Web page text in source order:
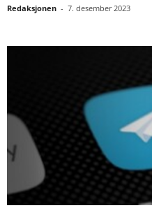
Redaksjonen - 7. desember 2023